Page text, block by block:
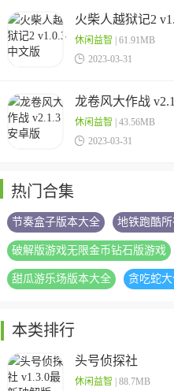
火柴人越狱记2
休闲益智 | 61.91MB
 2023-03-31
龙卷风大作战
休闲益智 | 43.56MB
 2023-03-31
热门合集
节奏盒子版本大全 地铁跑酷
破解版游戏无限金币钻石版游戏
甜瓜游乐场版本大全 贪吃蛇
本类排行
头号侦探社
休闲益智 | 88.7MB